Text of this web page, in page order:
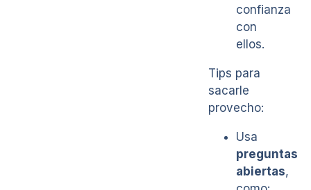
confianza
con
ellos.
Tips para
sacarle
provecho:
Usa
preguntas
abiertas,